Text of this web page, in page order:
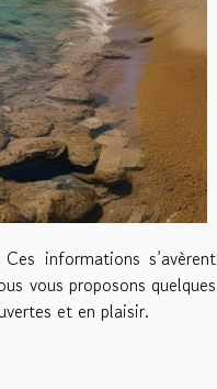
informations s’avèrent
vous proposons quelques
et en plaisir.